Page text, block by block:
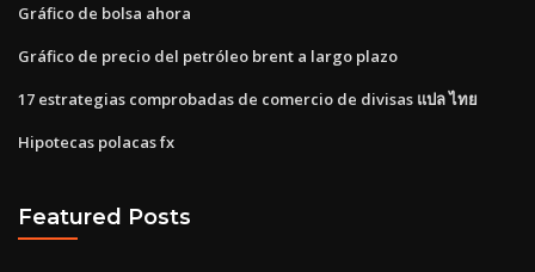
Gráfico de bolsa ahora
Gráfico de precio del petróleo brent a largo plazo
17 estrategias comprobadas de comercio de divisas แปล ไทย
Hipotecas polacas fx
Featured Posts